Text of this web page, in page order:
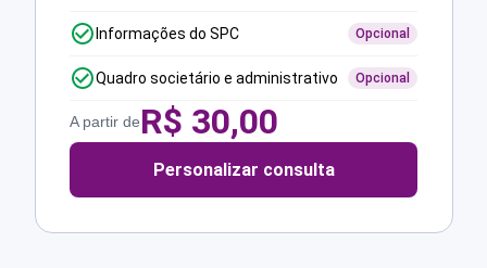
Informações do SPC Opcional
Quadro societário e administrativo Opcional
A partir deR$ 30,00
Personalizar consulta